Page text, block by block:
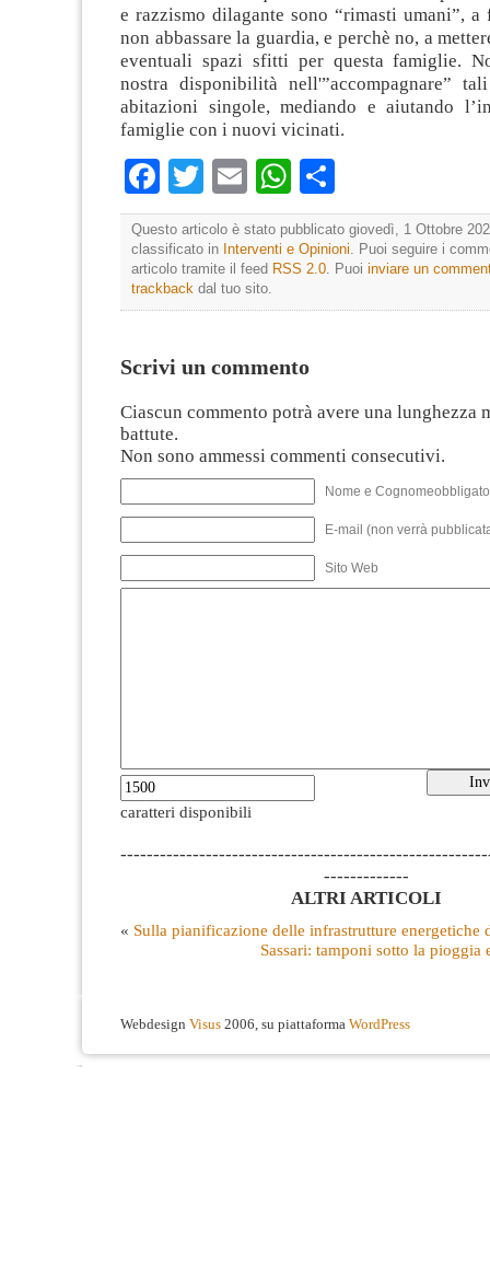
e razzismo dilagante sono “rimasti umani”, a
non abbassare la guardia, e perchè no, a
eventuali spazi sfitti per questa famiglie.
nostra disponibilità nell'”accompagnare”
abitazioni singole, mediando e aiutando
famiglie con i nuovi vicinati.
Facebook
TwitterEmailWhatsApp
Questo articolo è stato pubblicato giovedì, 1 Ottobre
classificato in Interventi e Opinioni. Puoi seguire i
articolo tramite il feed RSS 2.0. Puoi inviare un
trackback dal tuo sito.
Scrivi un commento
Ciascun commento potrà avere una lunghezza
battute.
Non sono ammessi commenti consecutivi.
Nome e
E-mail (non verrà
Sito Web
caratteri disponibili
-------------
ALTRI ARTICOLI
« Sulla pianificazione delle infrastrutture energetiche
Sassari: tamponi sotto la pioggia
Webdesign Visus 2006, su piattaforma WordPress